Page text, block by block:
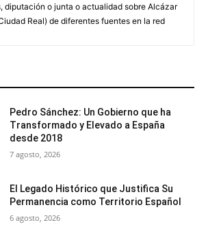
diputación o junta o actualidad sobre Alcázar
Real) de diferentes fuentes en la red
Pedro Sánchez: Un Gobierno que ha
Transformado y Elevado a España
desde 2018
7 agosto, 2026
El Legado Histórico que Justifica Su
Permanencia como Territorio Español
6 agosto, 2026